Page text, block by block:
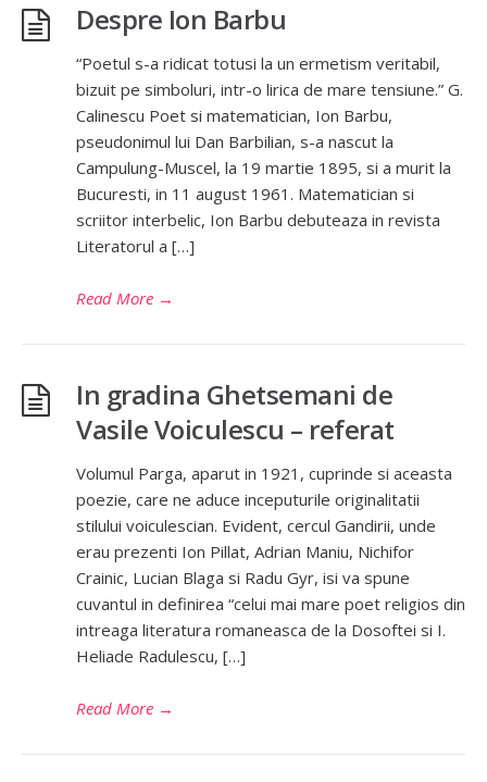
Despre Ion Barbu
“Poetul s-a ridicat totusi la un ermetism veritabil,
bizuit pe simboluri, intr-o lirica de mare tensiune.” G.
Calinescu Poet si matematician, Ion Barbu,
pseudonimul lui Dan Barbilian, s-a nascut la
Campulung-Muscel, la 19 martie 1895, si a murit la
Bucuresti, in 11 august 1961. Matematician si
scriitor interbelic, Ion Barbu debuteaza in revista
Literatorul a […]
Read More →
In gradina Ghetsemani de
Vasile Voiculescu – referat
Volumul Parga, aparut in 1921, cuprinde si aceasta
poezie, care ne aduce inceputurile originalitatii
stilului voiculescian. Evident, cercul Gandirii, unde
erau prezenti Ion Pillat, Adrian Maniu, Nichifor
Crainic, Lucian Blaga si Radu Gyr, isi va spune
cuvantul in definirea “celui mai mare poet religios din
intreaga literatura romaneasca de la Dosoftei si I.
Heliade Radulescu, […]
Read More →